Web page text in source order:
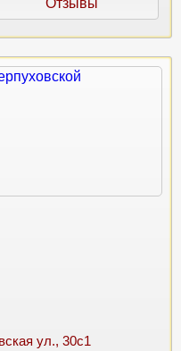
ул., 30с1